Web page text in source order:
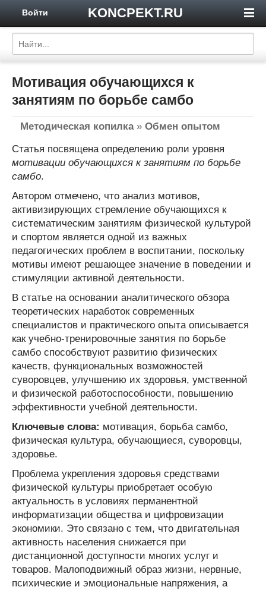
KONCPEKT.RU
Войти
Мотивация обучающихся к
занятиям по борьбе самбо
Методическая копилка» Обмен опытом
Статья посвящена определению роли уровня
мотивации обучающихся к занятиям по борьбе
самбо.
Автором отмечено, что анализ мотивов,
активизирующих стремление обучающихся к
систематическим занятиям физической культурой
и спортом является одной из важных
педагогических проблем в воспитании, поскольку
мотивы имеют решающее значение в поведении и
стимуляции активной деятельности.
В статье на основании аналитического обзора
теоретических наработок современных
специалистов и практического опыта описывается
как учебно-тренировочные занятия по борьбе
самбо способствуют развитию физических
качеств, функциональных возможностей
суворовцев, улучшению их здоровья, умственной
и физической работоспособности, повышению
эффективности учебной деятельности.
Ключевые слова: мотивация, борьба самбо,
физическая культура, обучающиеся, суворовцы,
здоровье.
Проблема укрепления здоровья средствами
физической культуры приобретает особую
актуальность в условиях перманентной
информатизации общества и цифровизации
экономики. Это связано с тем, что двигательная
активность населения снижается при
дистанционной доступности многих услуг и
товаров. Малоподвижный образ жизни, нервные,
психические и эмоциональные напряжения, а